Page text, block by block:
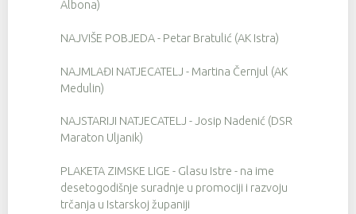
Albona)
NAJVIŠE POBJEDA - Petar Bratulić (AK Istra)
NAJMLAĐI NATJECATELJ - Martina Černjul (AK
Medulin)
NAJSTARIJI NATJECATELJ - Josip Nadenić (DSR
Maraton Uljanik)
PLAKETA ZIMSKE LIGE - Glasu Istre - na ime
desetogodišnje suradnje u promociji i razvoju
trčanja u Istarskoj županiji